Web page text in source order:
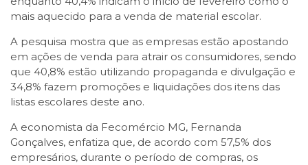
mais aquecido para a venda de material escolar.
A pesquisa mostra que as empresas estão apostando
em ações de venda para atrair os consumidores, sendo
que 40,8% estão utilizando propaganda e divulgação e
34,8% fazem promoções e liquidações dos itens das
listas escolares deste ano.
A economista da Fecomércio MG, Fernanda
Gonçalves, enfatiza que, de acordo com 57,5% dos
empresários, durante o período de compras, os